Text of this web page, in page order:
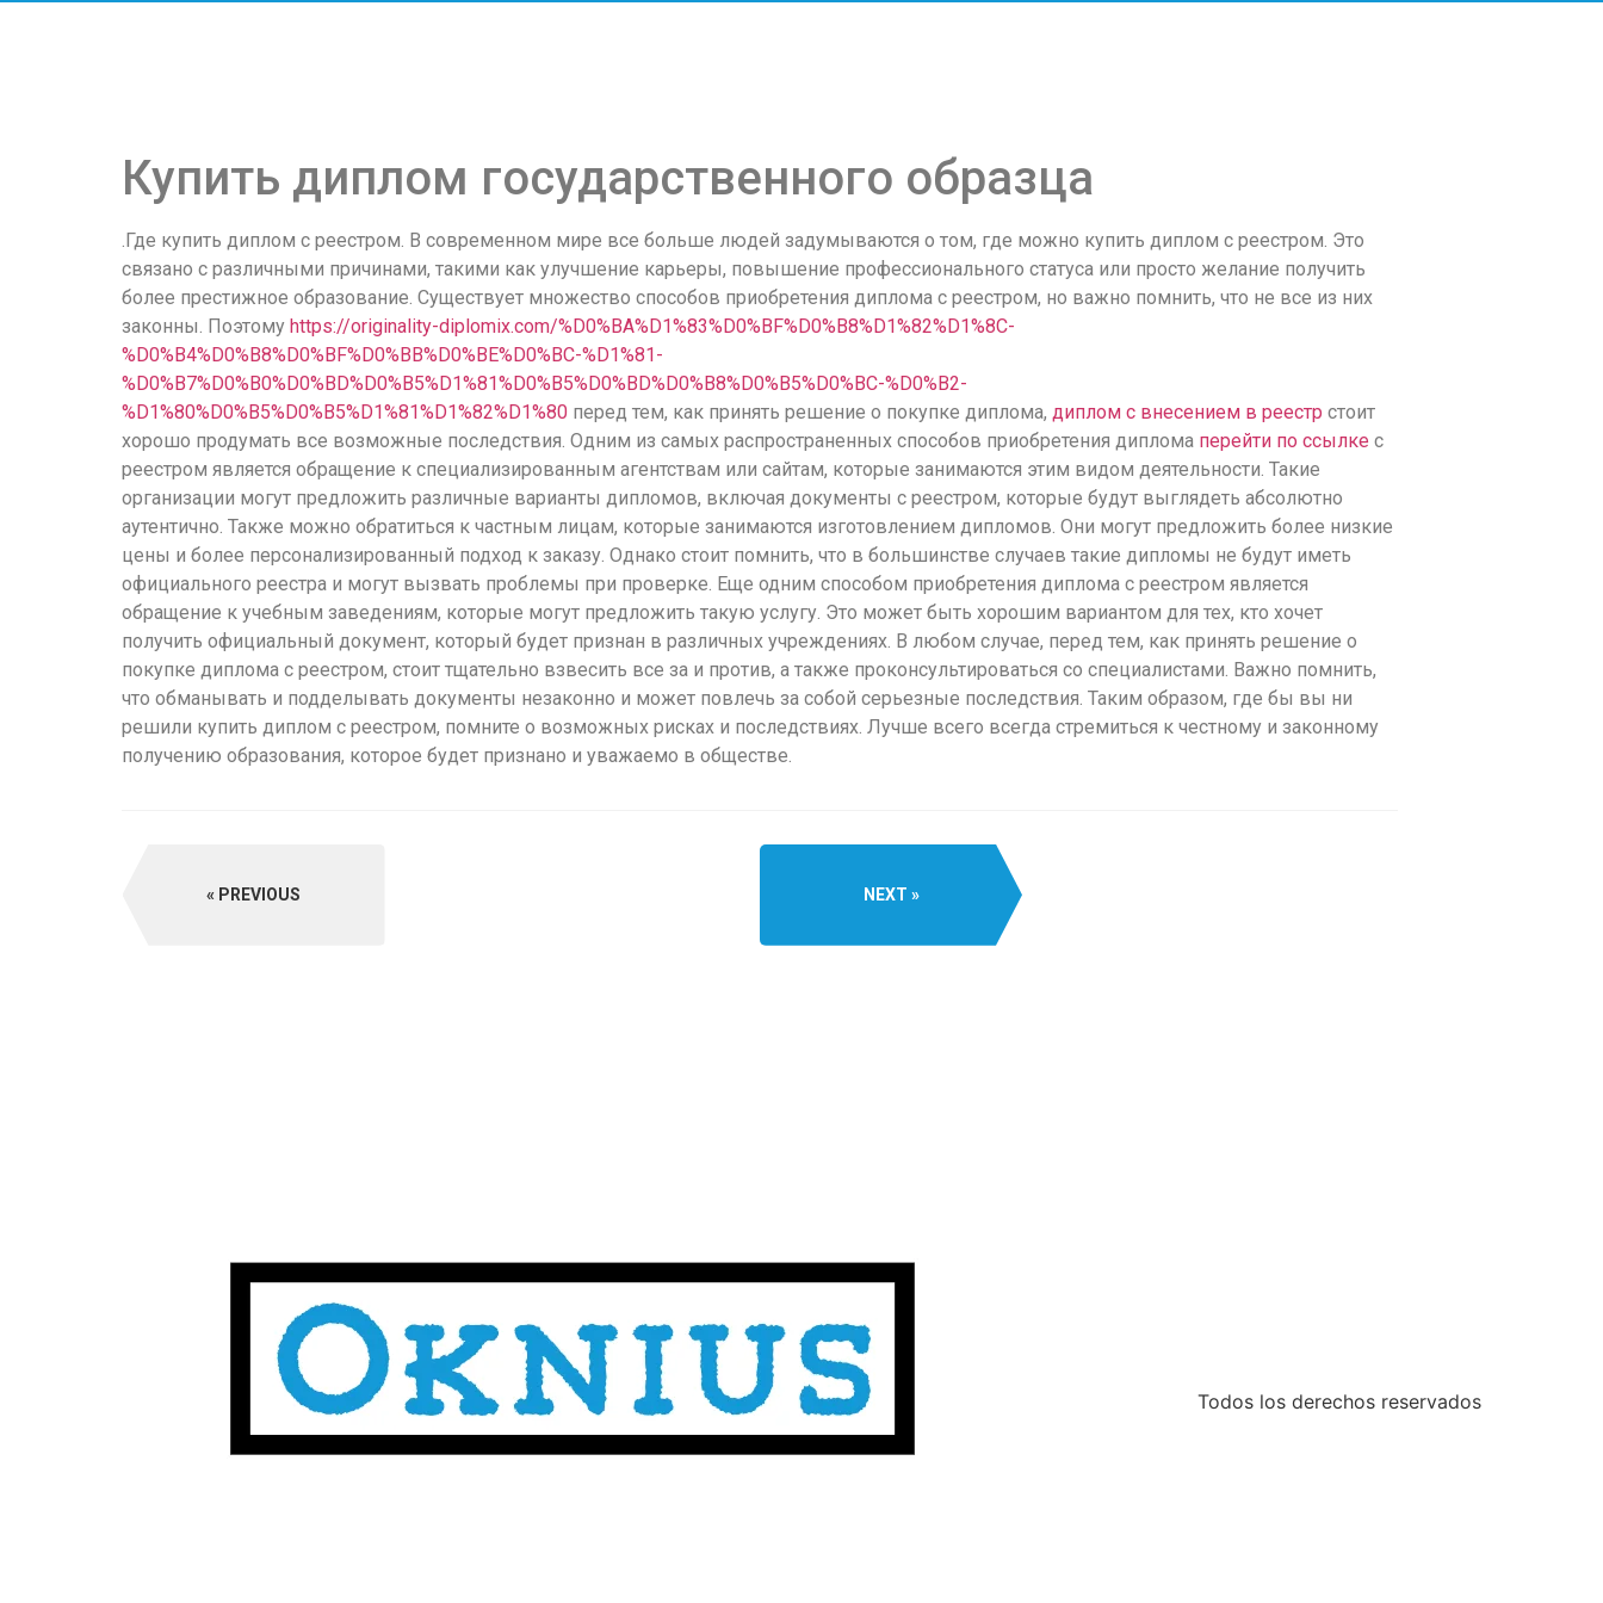
скорость
Среди
таких
обсуждений
игра
https://xn-
-80adioageb0aqloc.xn-
-
p1ai/
встречается
довольно
часто.
Её
структура
выглядит
понятной.
Это
создаёт
нейтральное,
спокойное
впечатление.
Купить диплом государственного образца
.Где купить диплом с реестром. В современном мире все больше людей задумываются о том, где можно купить диплом с реестром. Это
связано с различными причинами, такими как улучшение карьеры, повышение профессионального статуса или просто желание получить
более престижное образование. Существует множество способов приобретения диплома с реестром, но важно помнить, что не все из них
законны. Поэтому https://originality-diplomix.com/%D0%BA%D1%83%D0%BF%D0%B8%D1%82%D1%8C-
%D0%B4%D0%B8%D0%BF%D0%BB%D0%BE%D0%BC-%D1%81-
%D0%B7%D0%B0%D0%BD%D0%B5%D1%81%D0%B5%D0%BD%D0%B8%D0%B5%D0%BC-%D0%B2-
%D1%80%D0%B5%D0%B5%D1%81%D1%82%D1%80 перед тем, как принять решение о покупке диплома, диплом с внесением в реестр стоит
хорошо продумать все возможные последствия. Одним из самых распространенных способов приобретения диплома перейти по ссылке с
реестром является обращение к специализированным агентствам или сайтам, которые занимаются этим видом деятельности. Такие
организации могут предложить различные варианты дипломов, включая документы с реестром, которые будут выглядеть абсолютно
аутентично. Также можно обратиться к частным лицам, которые занимаются изготовлением дипломов. Они могут предложить более низкие
цены и более персонализированный подход к заказу. Однако стоит помнить, что в большинстве случаев такие дипломы не будут иметь
официального реестра и могут вызвать проблемы при проверке. Еще одним способом приобретения диплома с реестром является
обращение к учебным заведениям, которые могут предложить такую услугу. Это может быть хорошим вариантом для тех, кто хочет
получить официальный документ, который будет признан в различных учреждениях. В любом случае, перед тем, как принять решение о
покупке диплома с реестром, стоит тщательно взвесить все за и против, а также проконсультироваться со специалистами. Важно помнить,
что обманывать и подделывать документы незаконно и может повлечь за собой серьезные последствия. Таким образом, где бы вы ни
решили купить диплом с реестром, помните о возможных рисках и последствиях. Лучше всего всегда стремиться к честному и законному
получению образования, которое будет признано и уважаемо в обществе.
PREVIOUS NEXT
Todos los derechos reservados